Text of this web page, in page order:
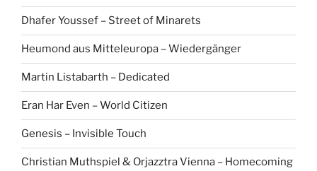
Dhafer Youssef – Street of Minarets
Heumond aus Mitteleuropa – Wiedergänger
Martin Listabarth – Dedicated
Eran Har Even – World Citizen
Genesis – Invisible Touch
Christian Muthspiel & Orjazztra Vienna – Homecoming